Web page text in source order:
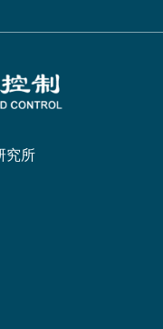
究所